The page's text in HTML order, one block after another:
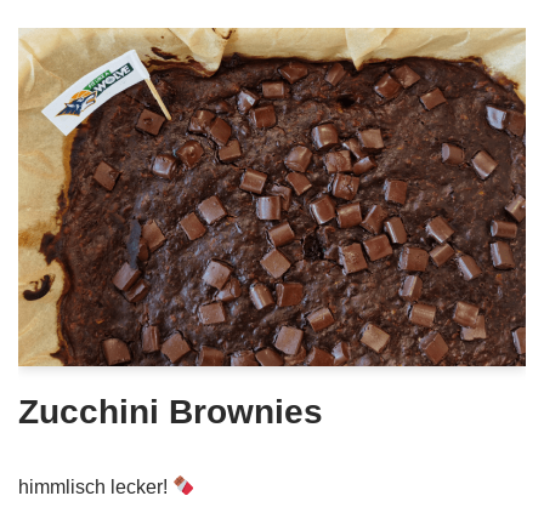
Zucchini Brownies
himmlisch lecker!